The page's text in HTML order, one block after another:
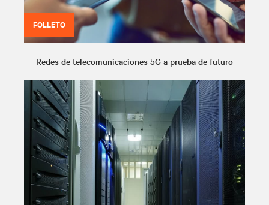
FOLLETO
Redes de telecomunicaciones 5G a prueba de futuro